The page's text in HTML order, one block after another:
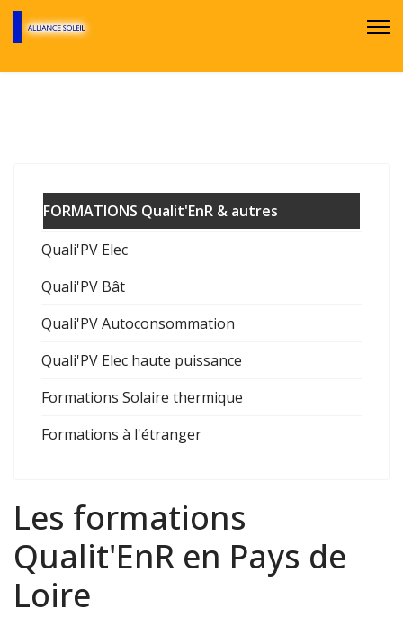
FORMATIONS Qualit'EnR & autres
Quali'PV Elec
Quali'PV Bât
Quali'PV Autoconsommation
Quali'PV Elec haute puissance
Formations Solaire thermique
Formations à l'étranger
Les formations
Qualit'EnR en Pays de
Loire